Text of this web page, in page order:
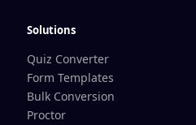
Solutions
Quiz Converter
Form Templates
Bulk Conversion
Proctor